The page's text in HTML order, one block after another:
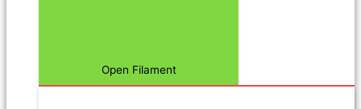
Open Filament